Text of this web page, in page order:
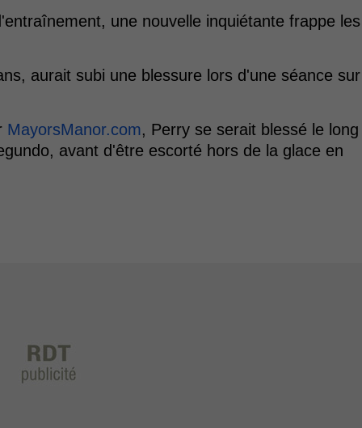
une nouvelle inquiétante frappe les
aurait subi une blessure lors d'une séance sur
MayorsManor.com, Perry se serait blessé le long
avant d'être escorté hors de la glace en